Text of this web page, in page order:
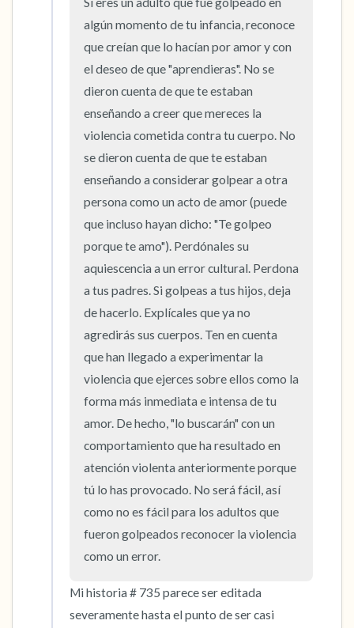
algún momento de tu infancia, reconoce
que creían que lo hacían por amor y con
el deseo de que "aprendieras". No se
dieron cuenta de que te estaban
enseñando a creer que mereces la
violencia cometida contra tu cuerpo. No
se dieron cuenta de que te estaban
enseñando a considerar golpear a otra
persona como un acto de amor (puede
que incluso hayan dicho: "Te golpeo
porque te amo"). Perdónales su
aquiescencia a un error cultural. Perdona
a tus padres. Si golpeas a tus hijos, deja
de hacerlo. Explícales que ya no
agredirás sus cuerpos. Ten en cuenta
que han llegado a experimentar la
violencia que ejerces sobre ellos como la
forma más inmediata e intensa de tu
amor. De hecho, "lo buscarán" con un
comportamiento que ha resultado en
atención violenta anteriormente porque
tú lo has provocado. No será fácil, así
como no es fácil para los adultos que
fueron golpeados reconocer la violencia
como un error.
Mi historia # 735 parece ser editada
severamente hasta el punto de ser casi
5 – cosas que puedes ver (puedes mirar
dentro de la habitación y por la ventana)
4 – cosas que puedes sentir (¿qué hay frente
a ti que puedas tocar?)
3 – cosas que puedes oír
2 – cosas que puedes oler
1 – cosa que te gusta de ti mismo.
Respira hondo para terminar.